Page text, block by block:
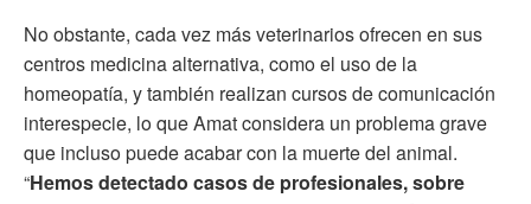
No obstante, cada vez más veterinarios ofrecen en sus
centros medicina alternativa, como el uso de la
homeopatía, y también realizan cursos de comunicación
interespecie, lo que Amat considera un problema grave
que incluso puede acabar con la muerte del animal.
“Hemos detectado casos de profesionales, sobre